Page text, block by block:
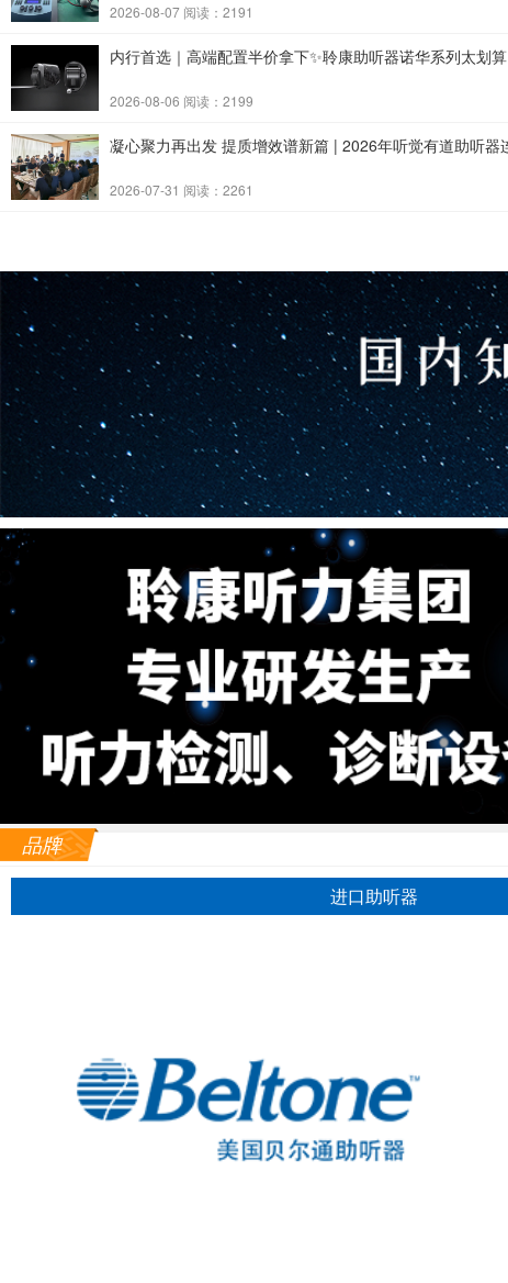
2026-08-07 阅读：2191
内行首选｜高端配置半价拿下✨聆康助听器诺华系列太划算
2026-08-06 阅读：2199
凝心聚力再出发 提质增效谱新篇 | 2026年听觉有道助听
2026-07-31 阅读：2261
品牌
进口助听器